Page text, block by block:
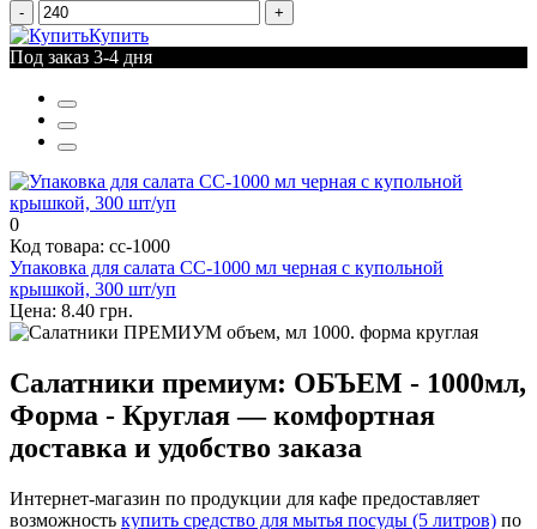
- +
Купить
Под заказ 3-4 дня
0
Код товара: cc-1000
Упаковка для салата CC-1000 мл черная с купольной
крышкой, 300 шт/уп
Цена: 8.40 грн.
Салатники премиум: ОБЪЕМ - 1000мл,
Форма - Круглая — комфортная
доставка и удобство заказа
Интернет-магазин по продукции для кафе предоставляет
возможность купить средство для мытья посуды (5 литров) по